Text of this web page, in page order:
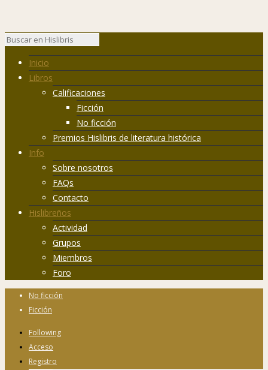
Inicio
Libros
Calificaciones
Ficción
No ficción
Premios Hislibris de literatura histórica
Info
Sobre nosotros
FAQs
Contacto
Hislibreños
Actividad
Grupos
Miembros
Foro
No ficción
Ficción
Following
Acceso
Registro